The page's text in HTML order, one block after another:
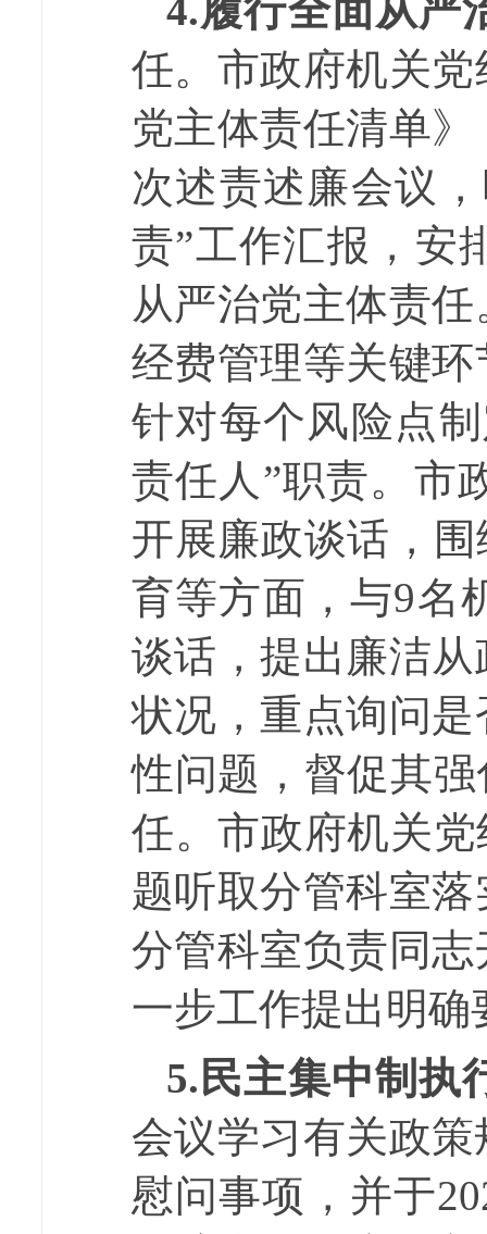
4.履行全面从严
任。 市政府机关
党主体责任清单
次述责述廉会议
责”工作汇报，安
从严治党主体责
经费管理等关键
针对每个风险点
责任人”职责。市
开展廉政谈话，
育等方面，与9名
谈话，提出廉洁
状况，重点询问
性问题，督促其
任。市政府机关
题听取分管科室
分管科室负责同
一步工作提出明
5.民主集中制执
会议学习有关政
慰问事项，并于